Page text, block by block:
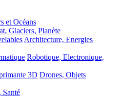
et Océans
Glaciers, Planète
Architecture, Energies
Robotique, Electronique,
3D Drones, Objets
Santé